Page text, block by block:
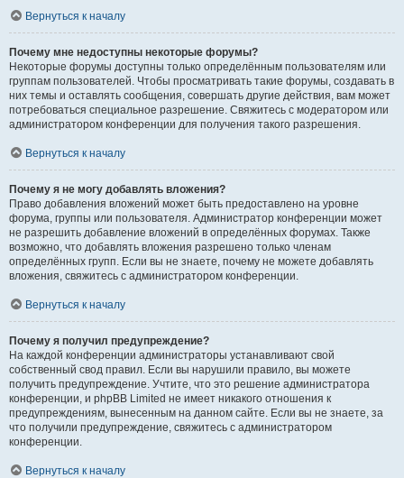
Вернуться к началу
Почему мне недоступны некоторые форумы?
Некоторые форумы доступны только определённым пользователям или
группам пользователей. Чтобы просматривать такие форумы, создавать в
них темы и оставлять сообщения, совершать другие действия, вам может
потребоваться специальное разрешение. Свяжитесь с модератором или
администратором конференции для получения такого разрешения.
Вернуться к началу
Почему я не могу добавлять вложения?
Право добавления вложений может быть предоставлено на уровне
форума, группы или пользователя. Администратор конференции может
не разрешить добавление вложений в определённых форумах. Также
возможно, что добавлять вложения разрешено только членам
определённых групп. Если вы не знаете, почему не можете добавлять
вложения, свяжитесь с администратором конференции.
Вернуться к началу
Почему я получил предупреждение?
На каждой конференции администраторы устанавливают свой
собственный свод правил. Если вы нарушили правило, вы можете
получить предупреждение. Учтите, что это решение администратора
конференции, и phpBB Limited не имеет никакого отношения к
предупреждениям, вынесенным на данном сайте. Если вы не знаете, за
что получили предупреждение, свяжитесь с администратором
конференции.
Вернуться к началу